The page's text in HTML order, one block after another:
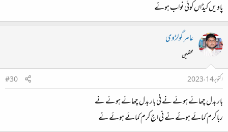
پاویں کیڈاں کوئی نواب ہوئے
عامر گولڑوی
محفلین
اکتوبر 14، 2023
#30
بار بدل چھائے ہوئے نے نی بار بدل چھائے ہوئے نے
ربا کرم کمائے ہوئے نے نی اج کرم کمائے ہوئے نے